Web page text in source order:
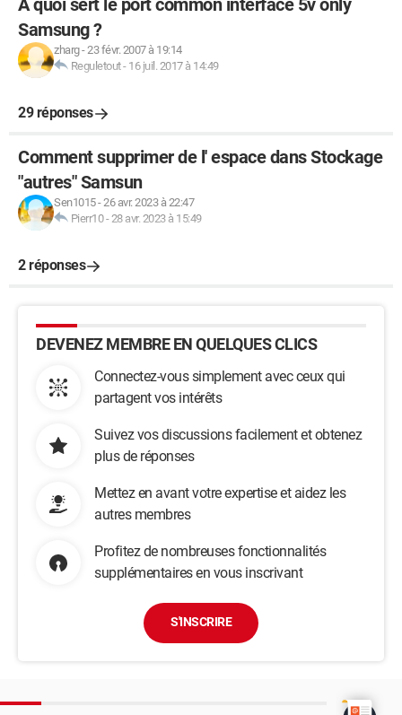
À quoi sert le port common interface 5v only
Samsung ?
zharg-23 févr. 2007 à 19:14
Reguletout- 16 juil. 2017 à 14:49
29 réponses
Comment supprimer de l' espace dans Stockage
"autres" Samsun
Sen1015-26 avr. 2023 à 22:47
Pierr10-28 avr. 2023 à 15:49
2 réponses
DEVENEZ MEMBRE EN QUELQUES CLICS
Connectez-vous simplement avec ceux qui
partagent vos intérêts
Suivez vos discussions facilement et obtenez
plus de réponses
Mettez en avant votre expertise et aidez les
autres membres
Profitez de nombreuses fonctionnalités
supplémentaires en vous inscrivant
S'INSCRIRE